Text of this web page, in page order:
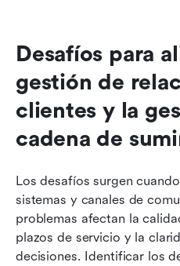
Desafíos para
gestión de
clientes y la
cadena de
Los desafíos surgen
sistemas y canales de
problemas afectan la
plazos de servicio y la
decisiones. Identificar los